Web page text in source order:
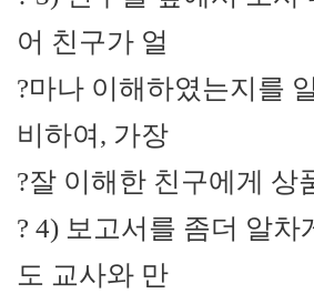
어 친구가 얼
?마나 이해하였는지를
비하여, 가장
?잘 이해한 친구에게 상
? 4) 보고서를 좀더 알
도 교사와 만